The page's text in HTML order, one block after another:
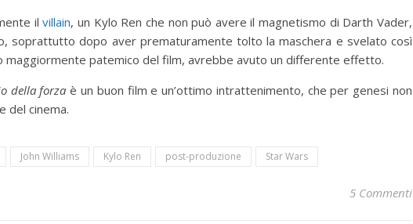
ilvillain, un Kylo Ren che non può avere il magnetismo di Darth Vader,
soprattutto dopo aver prematuramente tolto la maschera e svelato così
maggiormente patemico del film, avrebbe avuto un differente effetto.
della forza è un buon film e un’ottimo intrattenimento, che per genesi non
del cinema.
John Williams Kylo Ren post-produzione Star Wars
5 Commenti